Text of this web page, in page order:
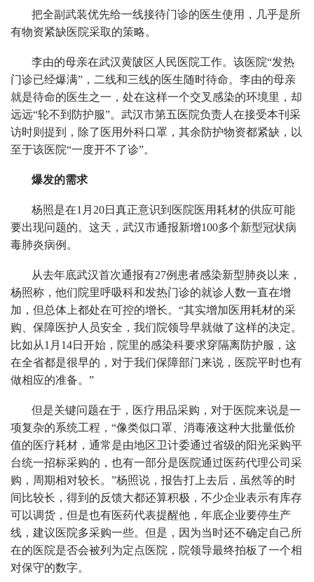
把全副武装优先给一线接待门诊的医生使用，几乎是所
有物资紧缺医院采取的策略。
李由的母亲在武汉黄陂区人民医院工作。该医院“发热
门诊已经爆满”，二线和三线的医生随时待命。李由的母亲
就是待命的医生之一，处在这样一个交叉感染的环境里，却
远远“轮不到防护服”。武汉市第五医院负责人在接受本刊采
访时则提到，除了医用外科口罩，其余防护物资都紧缺，以
至于该医院“一度开不了诊”。
爆发的需求
杨照是在1月20日真正意识到医院医用耗材的供应可能
要出现问题的。这天，武汉市通报新增100多个新型冠状病
毒肺炎病例。
从去年底武汉首次通报有27例患者感染新型肺炎以来，
杨照称，他们院里呼吸科和发热门诊的就诊人数一直在增
加，但总体上都处在可控的增长。“其实增加医用耗材的采
购、保障医护人员安全，我们院领导早就做了这样的决定。
比如从1月14日开始，院里的感染科要求穿隔离防护服，这
在全省都是很早的，对于我们保障部门来说，医院平时也有
做相应的准备。”
但是关键问题在于，医疗用品采购，对于医院来说是一
项复杂的系统工程，“像类似口罩、消毒液这种大批量低价
值的医疗耗材，通常是由地区卫计委通过省级的阳光采购平
台统一招标采购的，也有一部分是医院通过医药代理公司采
购，周期相对较长。”杨照说，报告打上去后，虽然等的时
间比较长，得到的反馈大都还算积极，不少企业表示有库存
可以调货，但是也有医药代表提醒他，年底企业要停生产
线，建议医院多采购一些。但是，因为当时还不确定自己所
在的医院是否会被列为定点医院，院领导最终拍板了一个相
对保守的数字。